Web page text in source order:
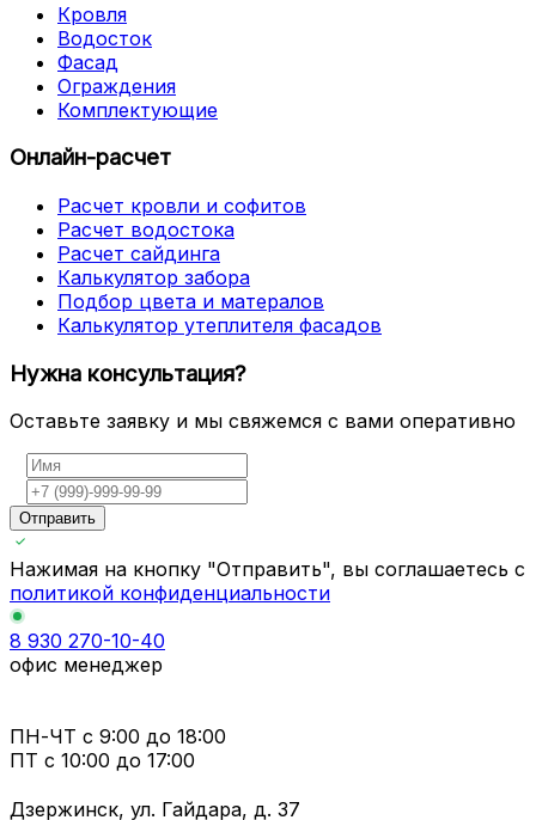
Кровля
Водосток
Фасад
Ограждения
Комплектующие
Онлайн-расчет
Расчет кровли и софитов
Расчет водостока
Расчет сайдинга
Калькулятор забора
Подбор цвета и матералов
Калькулятор утеплителя фасадов
Нужна консультация?
Оставьте заявку и мы свяжемся с вами оперативно
Отправить
Нажимая на кнопку "Отправить", вы соглашаетесь с
политикой конфиденциальности
8 930 270-10-40
офис менеджер
ПН-ЧТ с 9:00 до 18:00
ПТ с 10:00 до 17:00
Дзержинск, ул. Гайдара, д. 37